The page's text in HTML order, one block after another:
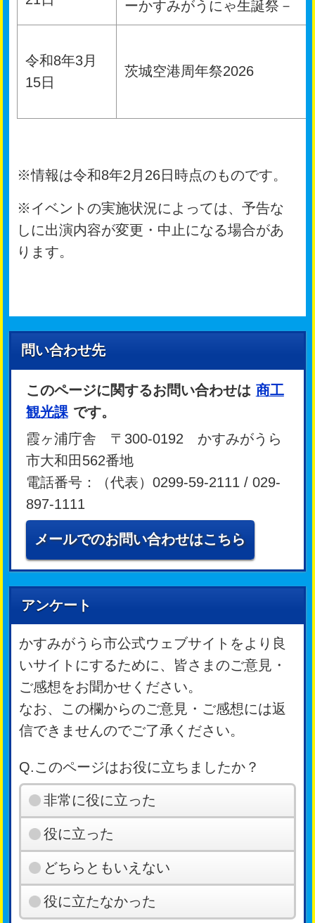
ーかすみがうにゃ生誕祭－
令和8年3月
15日
茨城空港周年祭2026
※情報は令和8年2月26日時点のものです。
※イベントの実施状況によっては、予告な
しに出演内容が変更・中止になる場合があ
ります。
問い合わせ先
このページに関するお問い合わせは 商工
観光課 です。
霞ヶ浦庁舎 〒300-0192 かすみがうら
市大和田562番地
電話番号：（代表）0299-59-2111 / 029-
897-1111
メールでのお問い合わせはこちら
アンケート
かすみがうら市公式ウェブサイトをより良
いサイトにするために、皆さまのご意見・
ご感想をお聞かせください。
なお、この欄からのご意見・ご感想には返
信できませんのでご了承ください。
Q.このページはお役に立ちましたか？
非常に役に立った
役に立った
どちらともいえない
役に立たなかった